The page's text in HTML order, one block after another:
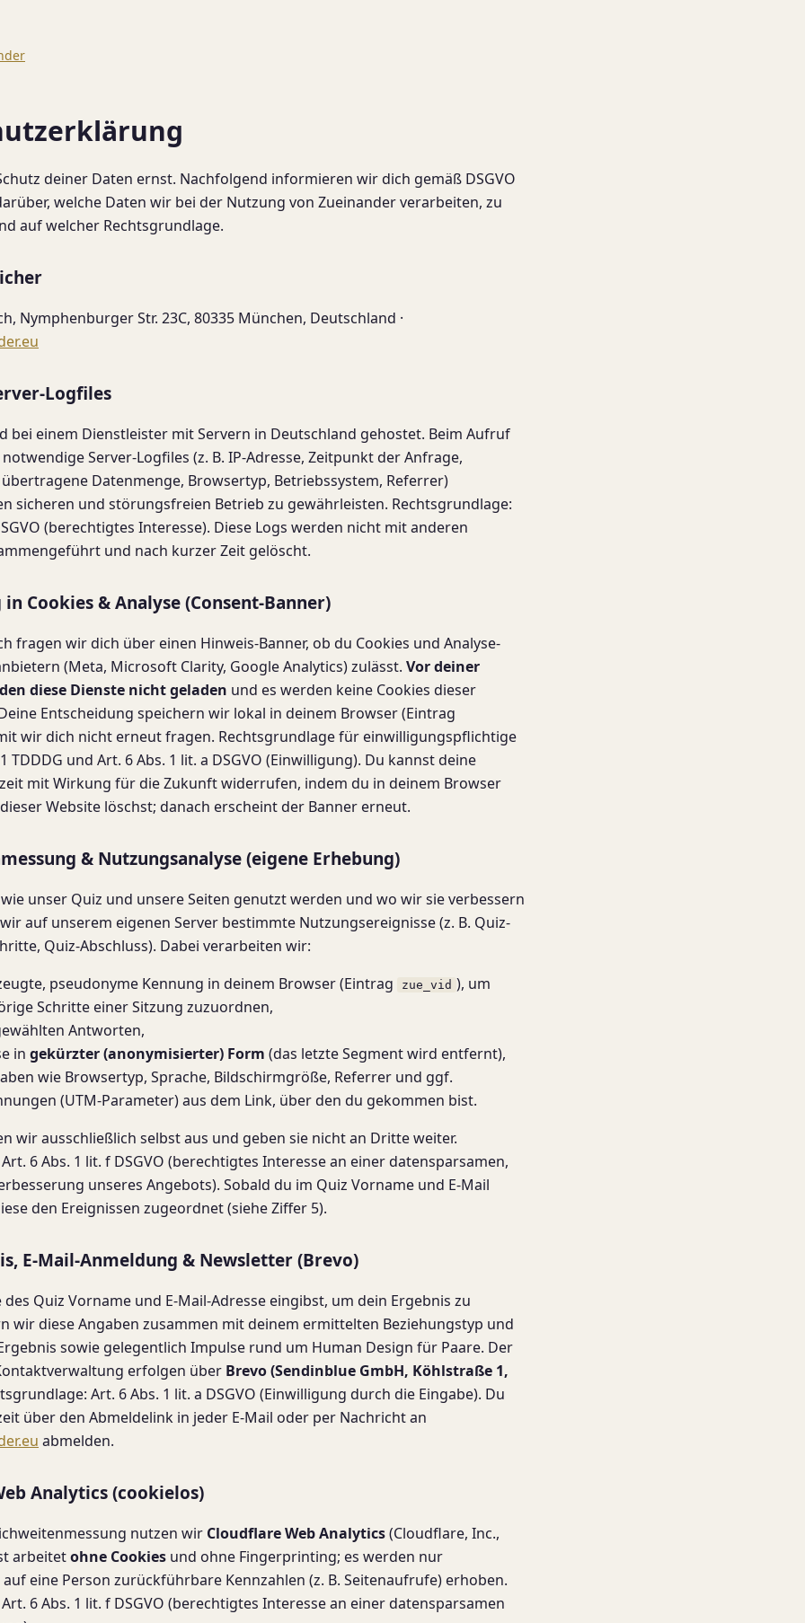
deiner Daten ernst. Nachfolgend informieren wir dich gemäß DSGVO
welche Daten wir bei der Nutzung von Zueinander verarbeiten, zu
auf welcher Rechtsgrundlage.
Nymphenburger Str. 23C, 80335 München, Deutschland ·
Logfiles
bei einem Dienstleister mit Servern in Deutschland gehostet. Beim Aufruf
Server-Logfiles (z. B. IP-Adresse, Zeitpunkt der Anfrage,
Datenmenge, Browsertyp, Betriebssystem, Referrer)
sicheren und störungsfreien Betrieb zu gewährleisten. Rechtsgrundlage:
(berechtigtes Interesse). Diese Logs werden nicht mit anderen
und nach kurzer Zeit gelöscht.
Cookies & Analyse (Consent-Banner)
fragen wir dich über einen Hinweis-Banner, ob du Cookies und Analyse-
(Meta, Microsoft Clarity, Google Analytics) zulässt. Vor deiner
diese Dienste nicht geladen und es werden keine Cookies dieser
Entscheidung speichern wir lokal in deinem Browser (Eintrag
wir dich nicht erneut fragen. Rechtsgrundlage für einwilligungspflichtige
TDDDG und Art. 6 Abs. 1 lit. a DSGVO (Einwilligung). Du kannst deine
mit Wirkung für die Zukunft widerrufen, indem du in deinem Browser
Website löschst; danach erscheint der Banner erneut.
& Nutzungsanalyse (eigene Erhebung)
unser Quiz und unsere Seiten genutzt werden und wo wir sie verbessern
auf unserem eigenen Server bestimmte Nutzungsereignisse (z. B. Quiz-
Quiz-Abschluss). Dabei verarbeiten wir:
pseudonyme Kennung in deinem Browser (Eintrag
zue_vid ), um
Schritte einer Sitzung zuzuordnen,
Antworten,
in gekürzter (anonymisierter) Form (das letzte Segment wird entfernt),
wie Browsertyp, Sprache, Bildschirmgröße, Referrer und ggf.
(UTM-Parameter) aus dem Link, über den du gekommen bist.
wir ausschließlich selbst aus und geben sie nicht an Dritte weiter.
6 Abs. 1 lit. f DSGVO (berechtigtes Interesse an einer datensparsamen,
unseres Angebots). Sobald du im Quiz Vorname und E-Mail
den Ereignissen zugeordnet (siehe Ziffer 5).
E-Mail-Anmeldung & Newsletter (Brevo)
des Quiz Vorname und E-Mail-Adresse eingibst, um dein Ergebnis zu
wir diese Angaben zusammen mit deinem ermittelten Beziehungstyp und
sowie gelegentlich Impulse rund um Human Design für Paare. Der
erfolgen über Brevo (Sendinblue GmbH, Köhlstraße 1,
Art. 6 Abs. 1 lit. a DSGVO (Einwilligung durch die Eingabe). Du
über den Abmeldelink in jeder E-Mail oder per Nachricht an
abmelden.
Analytics (cookielos)
nutzen wir Cloudflare Web Analytics(Cloudflare, Inc.,
arbeitetohne Cookies und ohne Fingerprinting; es werden nur
eine Person zurückführbare Kennzahlen (z. B. Seitenaufrufe) erhoben.
6 Abs. 1 lit. f DSGVO (berechtigtes Interesse an einer datensparsamen